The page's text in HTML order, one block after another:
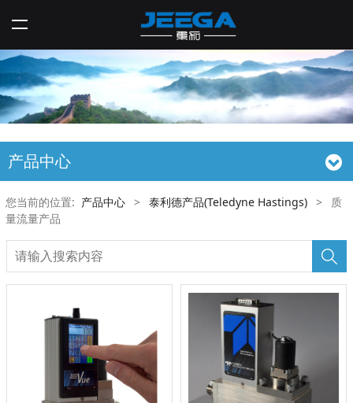
产品中心
您当前的位置: 产品中心 > 泰利德产品(Teledyne Hastings) >
质
量流量产品